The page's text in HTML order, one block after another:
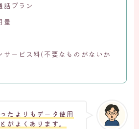
話プラン
量
サービス料(不要なものがないか
たよりもデータ使用
がよくあります。